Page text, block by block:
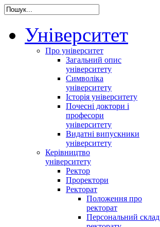
Університет
Про університет
Загальний опис
університету
Символіка
університету
Історія університету
Почесні доктори і
професори
університету
Видатні випускники
університету
Керівництво
університету
Ректор
Проректори
Ректорат
Положення про
ректорат
Персональний склад